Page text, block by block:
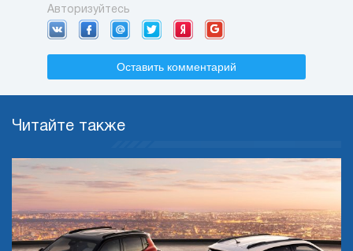
Авторизуйтесь
Оставить комментарий
Читайте также